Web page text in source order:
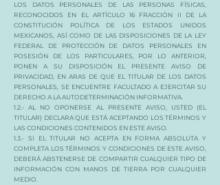
LOS DATOS PERSONALES DE LAS PERSONAS FÍSICAS,
RECONOCIDOS EN EL ARTÍCULO 16 FRACCIÓN II DE LA
CONSTITUCIÓN POLÍTICA DE LOS ESTADOS UNIDOS
MEXICANOS, ASÍ COMO DE LAS DISPOSICIONES DE LA LEY
FEDERAL DE PROTECCIÓN DE DATOS PERSONALES EN
POSESIÓN DE LOS PARTICULARES, POR LO ANTERIOR,
PONEN A SU DISPOSICIÓN EL PRESENTE AVISO DE
PRIVACIDAD, EN ARAS DE QUE EL TITULAR DE LOS DATOS
PERSONALES, SE ENCUENTRE FACULTADO A EJERCITAR SU
DERECHO A LA AUTODETERMINACIÓN INFORMATIVA.
1.2.- AL NO OPONERSE AL PRESENTE AVISO, USTED (EL
TITULAR) DECLARA QUE ESTÁ ACEPTANDO LOS TÉRMINOS Y
LAS CONDICIONES CONTENIDOS EN ESTE AVISO.
1.3.- SI EL TITULAR NO ACEPTA EN FORMA ABSOLUTA Y
COMPLETA LOS TÉRMINOS Y CONDICIONES DE ESTE AVISO,
DEBERÁ ABSTENERSE DE COMPARTIR CUALQUIER TIPO DE
INFORMACIÓN CON MANOS DE TIERRA POR CUALQUIER
MEDIO.